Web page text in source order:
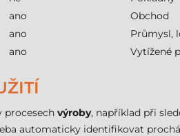
ano Obchod
ano Průmysl,
ano Vytížené
procesech výroby, například při
automaticky identifikovat